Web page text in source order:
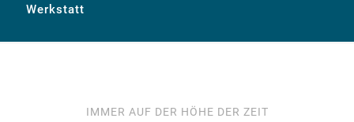
Werkstatt
IMMER AUF DER HÖHE DER ZEIT